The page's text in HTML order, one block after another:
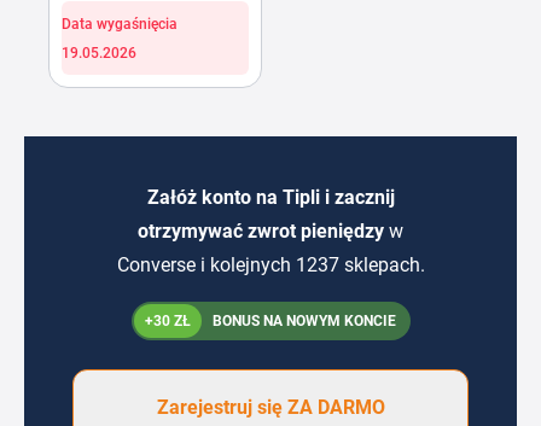
Data wygaśnięcia
19.05.2026
Załóż konto na Tipli i zacznij
otrzymywać zwrot pieniędzy w
Converse i kolejnych 1237 sklepach.
+30 ZŁ BONUS NA NOWYM KONCIE
Zarejestruj się ZA DARMO